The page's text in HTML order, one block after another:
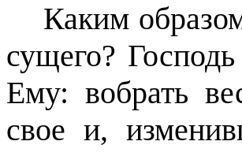
Каким
сущего?
Ему: вобрать
свое и,